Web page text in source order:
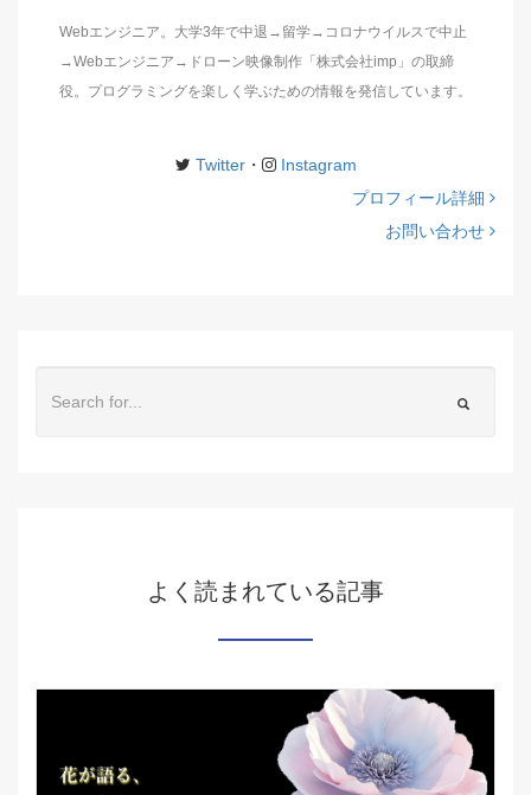
Webエンジニア。大学3年で中退→留学→コロナウイルスで中止
→Webエンジニア→ドローン映像制作「株式会社imp」の取締
役。プログラミングを楽しく学ぶための情報を発信しています。
Twitter・
Instagram
プロフィール詳細
お問い合わせ
よく読まれている記事